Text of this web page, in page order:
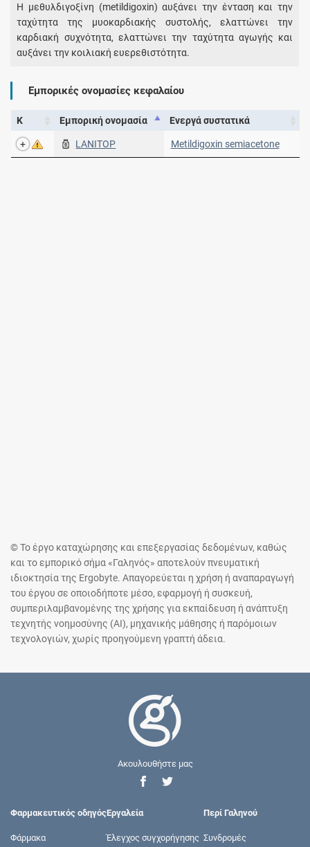
Η μεθυλδιγοξίνη (metildigoxin) αυξάνει την ένταση και την
ταχύτητα της μυοκαρδιακής συστολής, ελαττώνει την
καρδιακή συχνότητα, ελαττώνει την ταχύτητα αγωγής και
αυξάνει την κοιλιακή ευερεθιστότητα.
Εμπορικές ονομασίες κεφαλαίου
Κ Εμπορική ονομασία Ενεργά συστατικά
LANITOP Metildigoxin semiacetone
© Το έργο καταχώρησης και επεξεργασίας δεδομένων, καθώς
και το εμπορικό σήμα «Γαληνός» αποτελούν πνευματική
ιδιοκτησία της Ergobyte. Απαγορεύεται η χρήση ή αναπαραγωγή
του έργου σε οποιοδήποτε μέσο, εφαρμογή ή συσκευή,
συμπεριλαμβανομένης της χρήσης για εκπαίδευση ή ανάπτυξη
τεχνητής νοημοσύνης (AI), μηχανικής μάθησης ή παρόμοιων
τεχνολογιών, χωρίς προηγούμενη γραπτή άδεια.
Ακουλουθήστε μας
Φαρμακευτικός οδηγός
Φάρμακα
Εργαλεία
Έλεγχος συγχορήγησης
Περί Γαληνού
Συνδρομές